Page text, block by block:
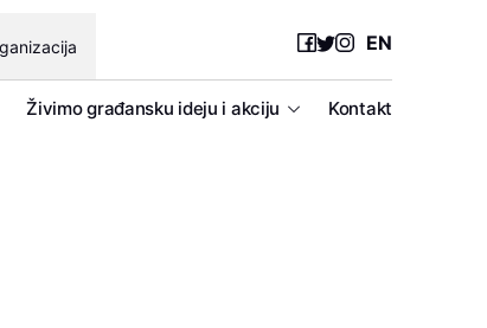
Živimo građansku ideju i akciju Kontakt
EN